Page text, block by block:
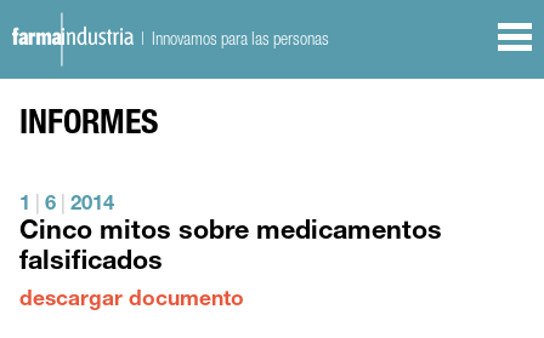
| Innovamos para las personas
INFORMES
1 6 2014
Cinco mitos sobre medicamentos
falsificados
descargar documento